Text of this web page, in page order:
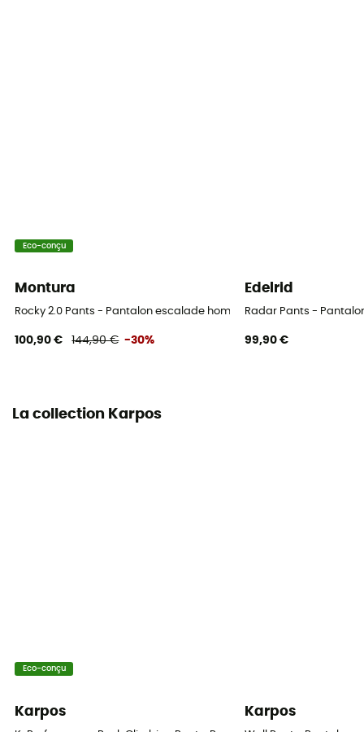
Eco-conçu
Montura
Rocky 2.0 Pants - Pantalon escalade homme
100,90 € 144,90 € -30%
Edelrid
Radar Pants -
99,90 €
La collection Karpos
Eco-conçu
Karpos Karpos